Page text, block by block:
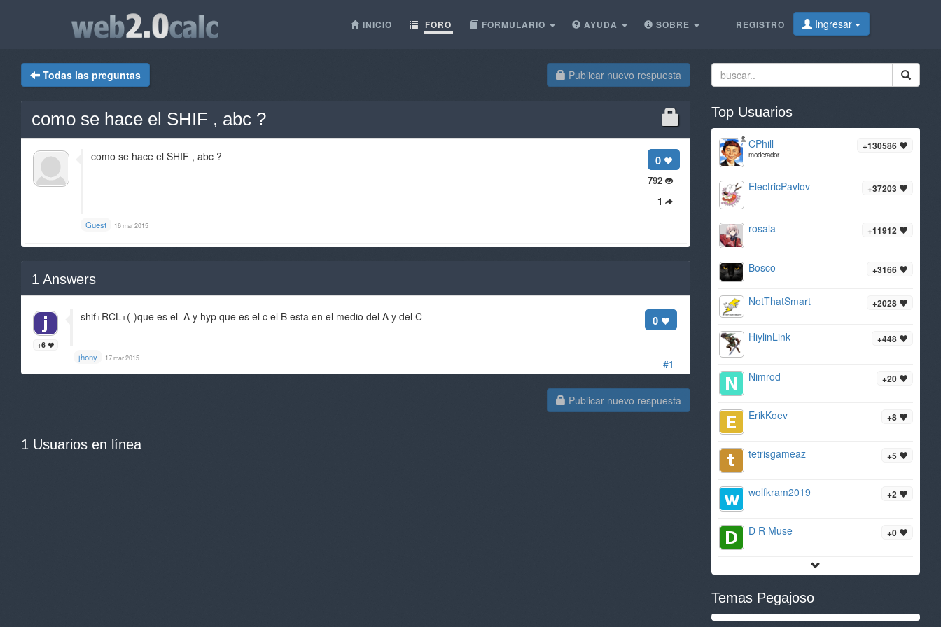
REGISTRO Ingresar
INICIO FORO FORMULARIO AYUDA SOBRE
Publicar nuevo respuesta
Todas las preguntas
como se hace el SHIF , abc ?
0
792
1
como se hace el SHIF , abc ?
Guest 16 mar 2015
1 Answers
#1
+6
0
shif+RCL+(-)que es el A y hyp que es el c el B esta en el medio del A y del C
jhony 17 mar 2015
Publicar nuevo respuesta
1 Usuarios en línea
Top Usuarios
+130586
CPhill
moderador
+37203
ElectricPavlov
+11912
rosala
+3166
Bosco
+2028
NotThatSmart
+448
HiylinLink
+20
Nimrod
+8
ErikKoev
+5
tetrisgameaz
+2
wolfkram2019
+0
D R Muse
Temas Pegajoso